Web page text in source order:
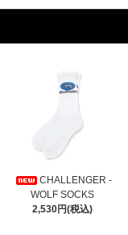
CHALLENGER -
WOLF SOCKS
2,530円(税込)